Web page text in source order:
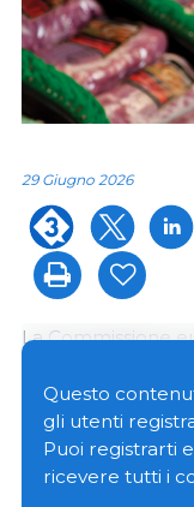
29 Giugno 2026
La Commissione
cooperazione e
membri in merito
agroalimentare.
allerta e
Questo
gli utenti
Puoi registrarti
ricevere tutti i